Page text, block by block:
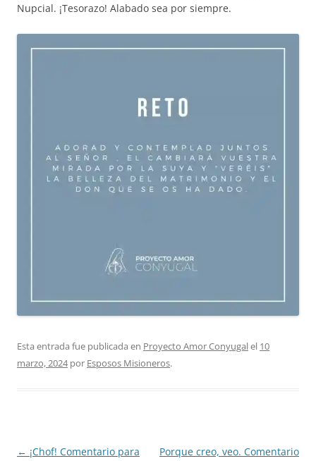
Nupcial. ¡Tesorazo! Alabado sea por siempre.
Esta entrada fue publicada en Proyecto Amor Conyugalel 10
marzo, 2024por Esposos Misioneros.
Navegación
← ¡Chof! Comentario para
Porque creo, veo. Comentario